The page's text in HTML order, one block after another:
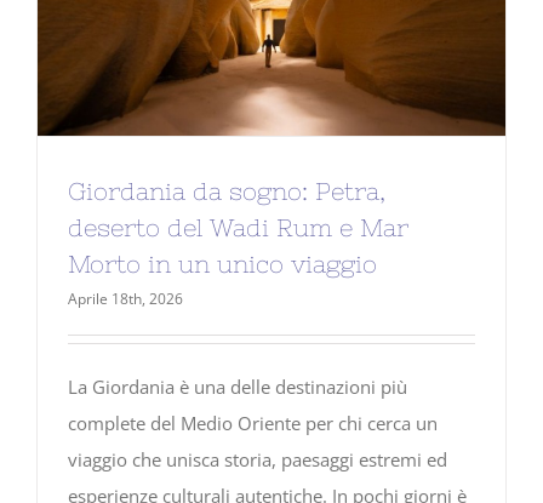
Giordania da sogno: Petra,
deserto del Wadi Rum e Mar
Morto in un unico viaggio
Aprile 18th, 2026
La Giordania è una delle destinazioni più
complete del Medio Oriente per chi cerca un
viaggio che unisca storia, paesaggi estremi ed
esperienze culturali autentiche. In pochi giorni è